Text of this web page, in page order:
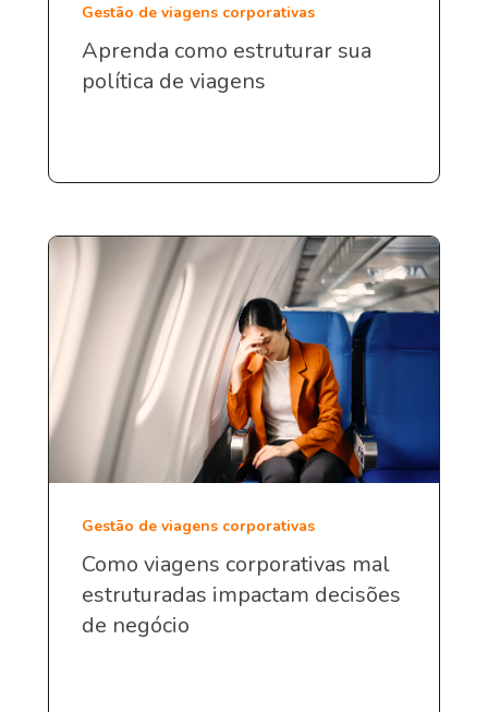
Gestão de viagens corporativas
Aprenda como estruturar sua
política de viagens
Gestão de viagens corporativas
Como viagens corporativas mal
estruturadas impactam decisões
de negócio